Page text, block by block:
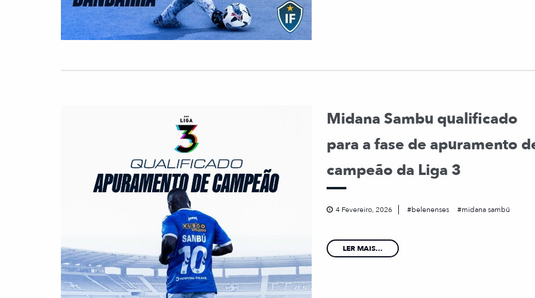
Midana Sambu qualificado
para a fase de apuramento
campeão da Liga 3
4 Fevereiro, 2026 belenenses midana sambú
LER MAIS...